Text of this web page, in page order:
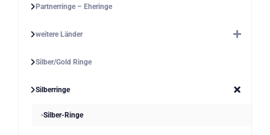
Partnerringe – Eheringe
weitere Länder
Silber/Gold Ringe
Silberringe
Silber-Ringe